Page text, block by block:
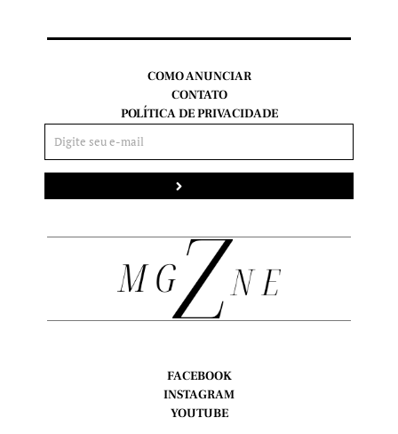
FACEBOOK
INSTAGRAM
YOUTUBE
COMO ANUNCIAR
CONTATO
POLÍTICA DE PRIVACIDADE